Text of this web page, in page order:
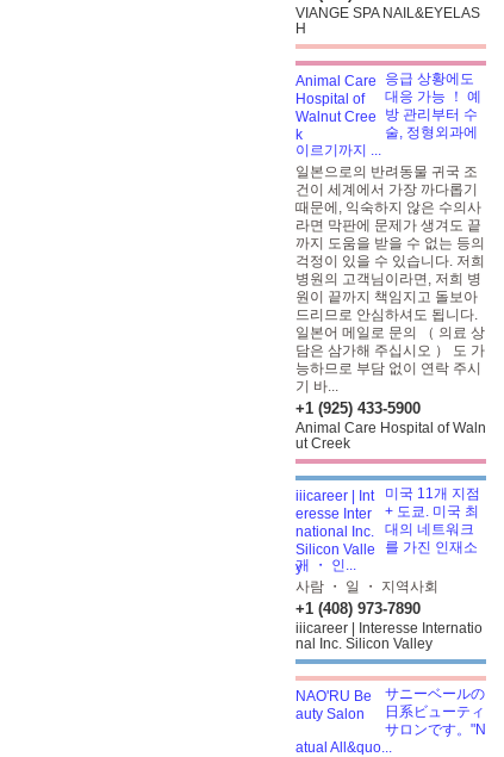
VIANGE SPA NAIL&EYELAS
H
응급 상황에도
대응 가능 ！ 예
방 관리부터 수
술, 정형외과에
이르기까지 ...
일본으로의 반려동물 귀국 조
건이 세계에서 가장 까다롭기
때문에, 익숙하지 않은 수의사
라면 막판에 문제가 생겨도 끝
까지 도움을 받을 수 없는 등의
걱정이 있을 수 있습니다. 저희
병원의 고객님이라면, 저희 병
원이 끝까지 책임지고 돌보아
드리므로 안심하셔도 됩니다.
일본어 메일로 문의 （ 의료 상
담은 삼가해 주십시오 ） 도 가
능하므로 부담 없이 연락 주시
기 바...
+1 (925) 433-5900
Animal Care Hospital of Waln
ut Creek
미국 11개 지점
+ 도쿄. 미국 최
대의 네트워크
를 가진 인재소
개 ・ 인...
사람 ・ 일 ・ 지역사회
+1 (408) 973-7890
iiicareer | Interesse Internatio
nal Inc. Silicon Valley
サニーベールの
日系ビューティ
サロンです。"N
atual All&quo...